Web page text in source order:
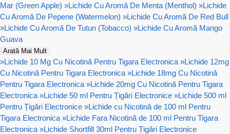
Mar (Green Apple) »Lichide Cu Aromă De Menta (Menthol) »Lichide
Cu Aromă De Pepene (Watermelon) »Lichide Cu Aromă De Red Bull
»Lichide Cu Aromă De Tutun (Tobacco) »Lichide Cu Aromă Mango
Guava
Arată Mai Mult
»Lichide 10 Mg Cu Nicotină Pentru Tigara Electronica »Lichide 12mg
Cu Nicotină Pentru Tigara Electronica »Lichide 18mg Cu Nicotină
Pentru Tigara Electronica »Lichide 20mg Cu Nicotină Pentru Tigara
Electronica »Lichide 50 ml Pentru Țigări Electronice »Lichide 500 ml
Pentru Țigări Electronice »Lichide cu Nicotină de 100 ml Pentru
Tigara Electronica »Lichide Fara Nicotină de 100 ml Pentru Tigara
Electronica »Lichide Shortfill 30ml Pentru Țigări Electronice